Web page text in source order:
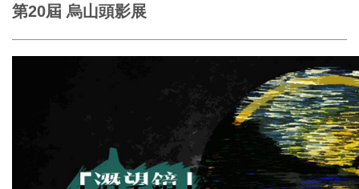
第20屆 烏山頭影展